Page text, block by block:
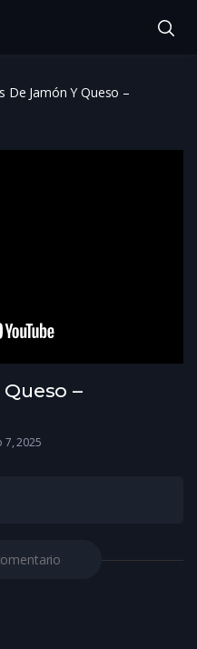
De Jamón Y Queso –
–
7, 2025